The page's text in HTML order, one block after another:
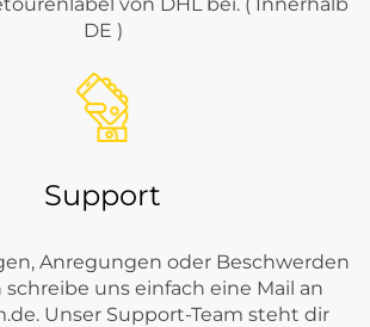
DE )
Support
Anregungen oder Beschwerden
schreibe uns einfach eine Mail an
. Unser Support-Team steht dir